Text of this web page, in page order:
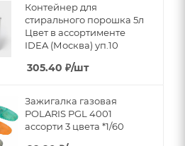
Контейнер для
стирального порошка 5л
Цвет в ассортименте
IDEA (Москва) уп.10
305.40 ₽/шт
Зажигалка газовая
POLARIS PGL 4001
ассорти 3 цвета *1/60